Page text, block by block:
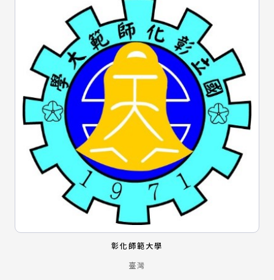
彰化師範大學
臺灣